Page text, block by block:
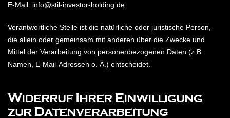
E-Mail: info@stil-investor-holding.de
Verantwortliche Stelle ist die natürliche oder juristische Person,
die allein oder gemeinsam mit anderen über die Zwecke und
Mittel der Verarbeitung von personenbezogenen Daten (z.B.
Namen, E-Mail-Adressen o. Ä.) entscheidet.
Widerruf Ihrer Einwilligung
zur Datenverarbeitung